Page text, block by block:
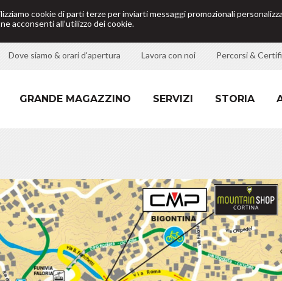
cookie di parti terze per inviarti messaggi promozionali
acconsenti all’utilizzo dei cookie.
Dove siamo & orari d'apertura Lavora con noi Percorsi &
GRANDE MAGAZZINO SERVIZI STORIA